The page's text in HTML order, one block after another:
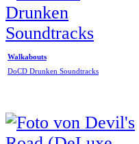
Walkabouts
DoCD Drunken Soundtracks